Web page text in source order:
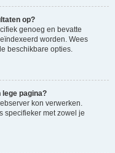
op?
genoeg en bevatte
worden. Wees
beschikbare opties.
pagina?
kon verwerken.
specifieker met zowel je